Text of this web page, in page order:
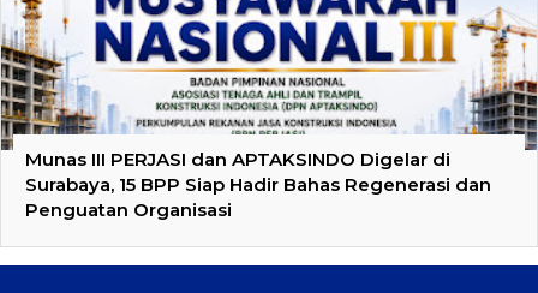
Munas III PERJASI dan APTAKSINDO Digelar di
Surabaya, 15 BPP Siap Hadir Bahas Regenerasi dan
Penguatan Organisasi